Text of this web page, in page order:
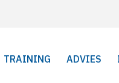
TRAINING ADVIES